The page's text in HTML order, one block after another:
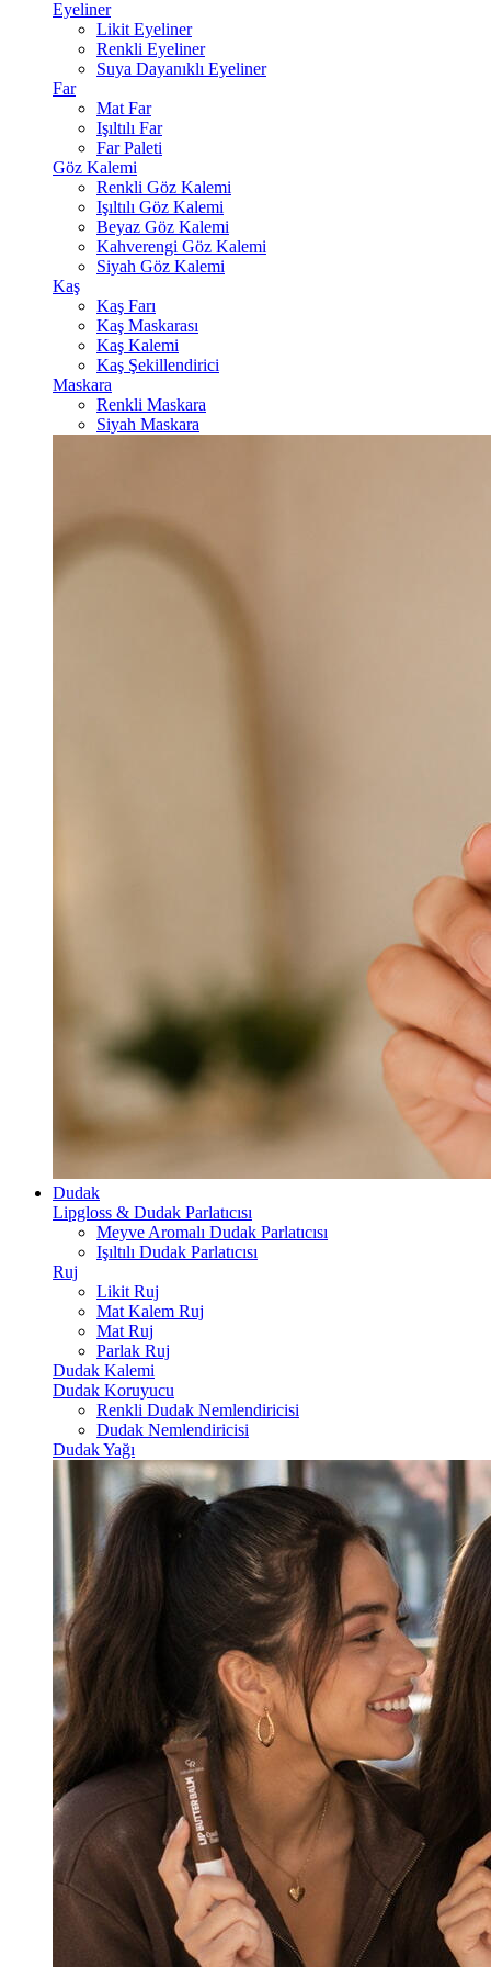
Eyeliner
Likit Eyeliner
Renkli Eyeliner
Suya Dayanıklı Eyeliner
Far
Mat Far
Işıltılı Far
Far Paleti
Göz Kalemi
Renkli Göz Kalemi
Işıltılı Göz Kalemi
Beyaz Göz Kalemi
Kahverengi Göz Kalemi
Siyah Göz Kalemi
Kaş
Kaş Farı
Kaş Maskarası
Kaş Kalemi
Kaş Şekillendirici
Maskara
Renkli Maskara
Siyah Maskara
Dudak
Lipgloss & Dudak Parlatıcısı
Meyve Aromalı Dudak Parlatıcısı
Işıltılı Dudak Parlatıcısı
Ruj
Likit Ruj
Mat Kalem Ruj
Mat Ruj
Parlak Ruj
Dudak Kalemi
Dudak Koruyucu
Renkli Dudak Nemlendiricisi
Dudak Nemlendiricisi
Dudak Yağı